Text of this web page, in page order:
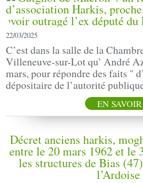
22/03/2025
C’est dans la salle de la
Villeneuve-sur-Lot qu’ André
mars, pour répondre des faits "
dépositaire de l’autorité
EN
Décret anciens harkis,
entre le 20 mars 1962 et le
les structures de Bias